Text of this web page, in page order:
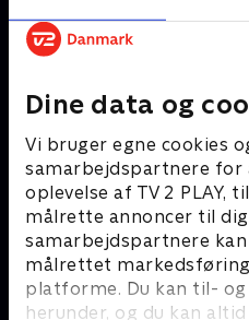
Dine data og
Vi bruger egne cookies
samarbejdspartnere for
oplevelse af TV 2 PLAY,
målrette annoncer til
samarbejdspartnere
målrettet
platforme. Du kan til-
herunder, og du kan
Andre så også
Alfa
Krimi & Spænding • 1 sæsoner